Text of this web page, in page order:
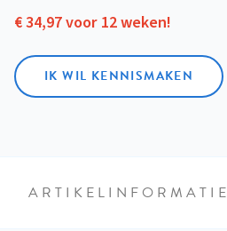
€ 34,97 voor 12 weken!
IK WIL KENNISMAKEN
ARTIKELINFORMATIE